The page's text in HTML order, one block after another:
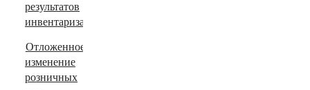
результатов
инвентаризации
Отложенное
изменение
розничных